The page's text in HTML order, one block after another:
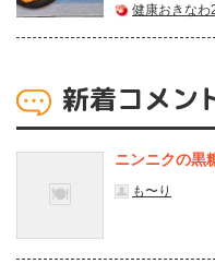
健康おきなわ
新着コメン
ニンニクの黒
も〜り